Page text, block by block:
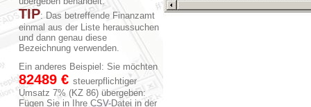
TIP: Das betreffende Finanzamt
einmal aus der Liste heraussuchen
und dann genau diese
Bezeichnung verwenden.
Ein anderes Beispiel: Sie möchten
82489 € steuerpflichtiger
Umsatz 7% (KZ 86) übergeben:
Fügen Sie in Ihre CSV-Datei in der